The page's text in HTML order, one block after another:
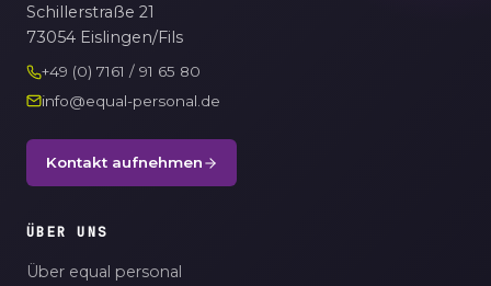
Schillerstraße 21
73054 Eislingen/Fils
+49 (0) 7161 / 91 65 80
info@equal-personal.de
Kontakt aufnehmen
ÜBER UNS
Über equal personal